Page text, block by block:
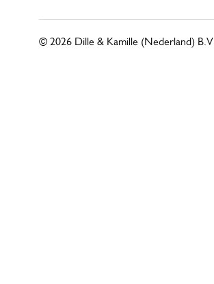
© 2026 Dille & Kamille (Nederland) B.V.